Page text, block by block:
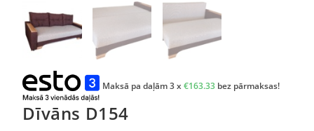
Maksā pa daļām 3 x€163.33 bez pārmaksas!
Dīvāns D154